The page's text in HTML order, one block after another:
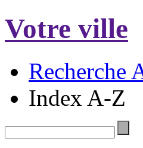
Votre ville
Recherche
Index A-Z